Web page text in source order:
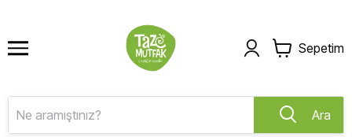
Sepetim
Ara